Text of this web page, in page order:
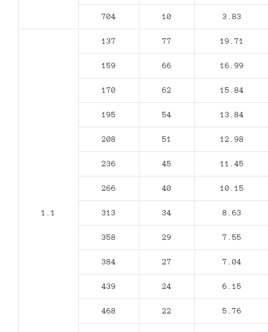
704 10 3.83
1.1
137 77 19.71
159 66 16.99
170 62 15.84
195 54 13.84
208 51 12.98
236 45 11.45
266 40 10.15
313 34 8.63
358 29 7.55
384 27 7.04
439 24 6.15
468 22 5.76